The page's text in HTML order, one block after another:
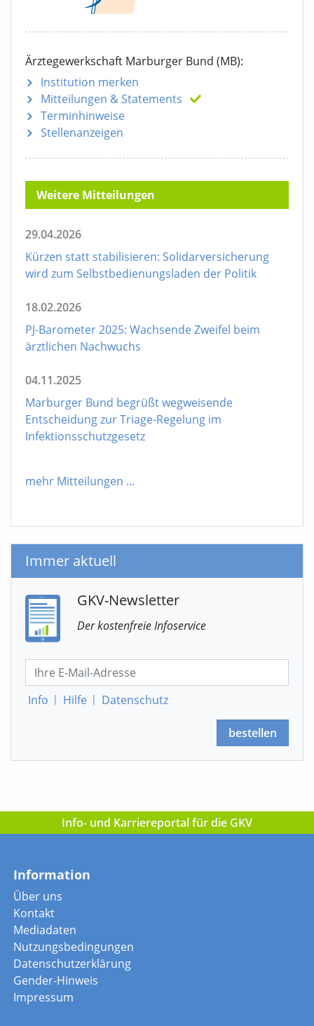
Ärztegewerkschaft Marburger Bund (MB):
Institution merken
Mitteilungen & Statements
Terminhinweise
Stellenanzeigen
Weitere Mitteilungen
29.04.2026
Kürzen statt stabilisieren: Solidarversicherung
wird zum Selbstbedienungsladen der Politik
18.02.2026
PJ-Barometer 2025: Wachsende Zweifel beim
ärztlichen Nachwuchs
04.11.2025
Marburger Bund begrüßt wegweisende
Entscheidung zur Triage-Regelung im
Infektionsschutzgesetz
mehr Mitteilungen ...
Immer aktuell
GKV-Newsletter
Der kostenfreie Infoservice
Info | Hilfe | Datenschutz
bestellen
Info- und Karriereportal für die GKV
Information
Über uns
Kontakt
Mediadaten
Nutzungsbedingungen
Datenschutzerklärung
Gender-Hinweis
Impressum